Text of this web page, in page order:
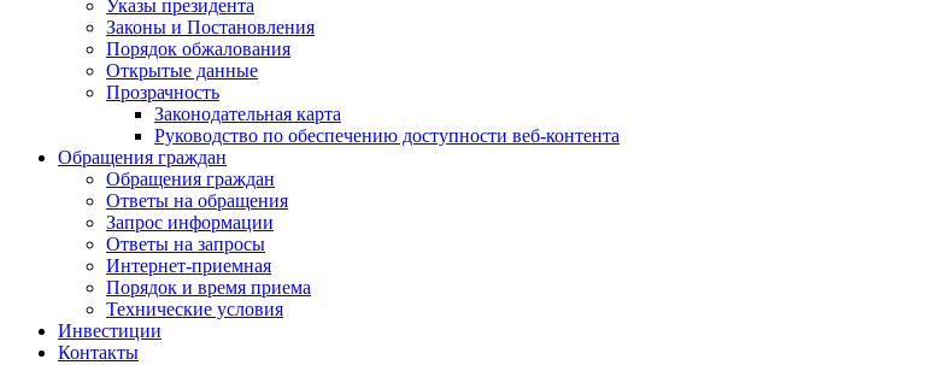
Указы президента
Законы и Постановления
Порядок обжалования
Открытые данные
Прозрачность
Законодательная карта
Руководство по обеспечению доступности веб-контента
Обращения граждан
Обращения граждан
Ответы на обращения
Запрос информации
Ответы на запросы
Интернет-приемная
Порядок и время приема
Технические условия
Инвестиции
Контакты